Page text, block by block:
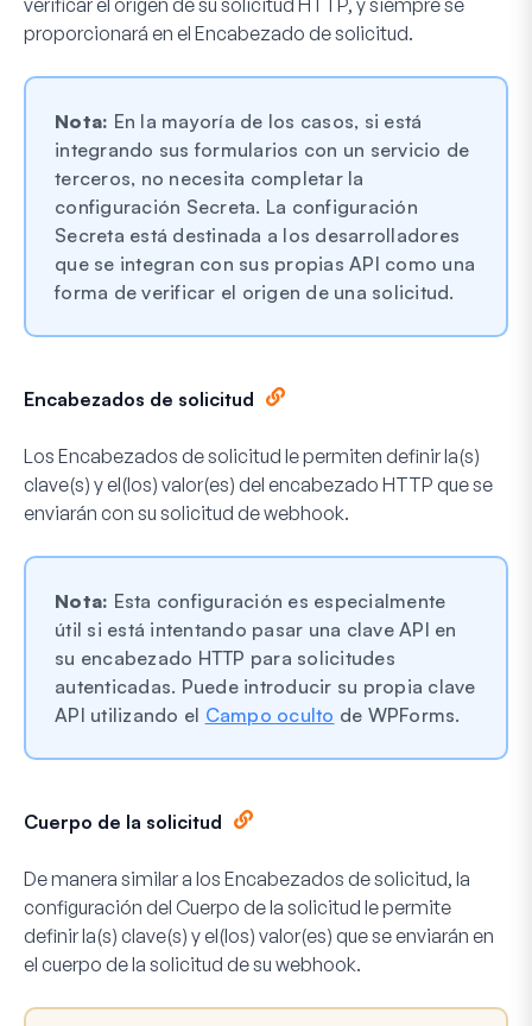
proporcionará en el Encabezado de solicitud.
Nota: En la mayoría de los casos, si está
integrando sus formularios con un servicio de
terceros, no necesita completar la
configuración Secreta. La configuración
Secreta está destinada a los desarrolladores
que se integran con sus propias API como una
forma de verificar el origen de una solicitud.
Encabezados de solicitud
Los Encabezados de solicitud le permiten definir la(s)
clave(s) y el(los) valor(es) del encabezado HTTP que se
enviarán con su solicitud de webhook.
Nota: Esta configuración es especialmente
útil si está intentando pasar una clave API en
su encabezado HTTP para solicitudes
autenticadas. Puede introducir su propia clave
API utilizando el Campo oculto de WPForms.
Cuerpo de la solicitud
De manera similar a los Encabezados de solicitud, la
configuración del Cuerpo de la solicitud le permite
definir la(s) clave(s) y el(los) valor(es) que se enviarán en
el cuerpo de la solicitud de su webhook.